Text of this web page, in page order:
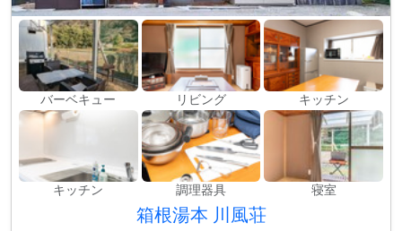
バーベキュー リビング キッチン
キッチン 調理器具 寝室
箱根湯本 川風荘